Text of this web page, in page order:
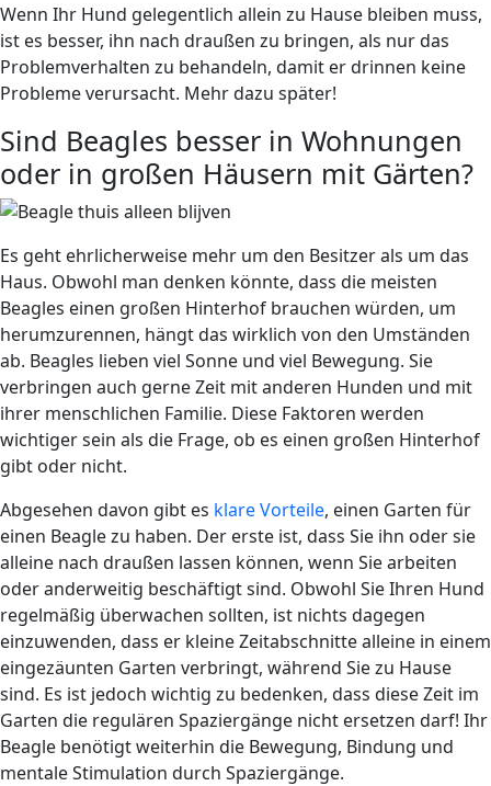
Wenn Ihr Hund gelegentlich allein zu Hause bleiben muss,
ist es besser, ihn nach draußen zu bringen, als nur das
Problemverhalten zu behandeln, damit er drinnen keine
Probleme verursacht. Mehr dazu später!
Sind Beagles besser in Wohnungen
oder in großen Häusern mit Gärten?
Es geht ehrlicherweise mehr um den Besitzer als um das
Haus. Obwohl man denken könnte, dass die meisten
Beagles einen​​ großen Hinterhof brauchen würden, um
herumzurennen, hängt das wirklich von den Umständen
ab. Beagles lieben viel Sonne und viel Bewegung. Sie
verbringen auch gerne Zeit mit anderen Hunden und mit
ihrer menschlichen Familie. Diese Faktoren werden
wichtiger sein als die Frage, ob es einen großen Hinterhof
gibt oder nicht.
Abgesehen davon gibt es klare Vorteile, einen Garten für
einen Beagle zu haben. Der erste ist, dass Sie ihn oder sie
alleine nach draußen lassen können, wenn Sie arbeiten
oder anderweitig beschäftigt sind. Obwohl Sie Ihren Hund
regelmäßig überwachen sollten, ist nichts dagegen
einzuwenden, dass er kleine Zeitabschnitte alleine in einem
eingezäunten Garten verbringt, während Sie zu Hause
sind. Es ist jedoch wichtig zu bedenken, dass diese Zeit im
Garten die regulären Spaziergänge nicht ersetzen darf! Ihr
Beagle benötigt weiterhin die Bewegung, Bindung und
mentale Stimulation durch Spaziergänge.